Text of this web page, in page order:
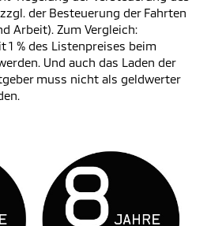
der Besteuerung der Fahrten
Arbeit). Zum Vergleich:
1 % des Listenpreises beim
Und auch das Laden der
muss nicht als geldwerter